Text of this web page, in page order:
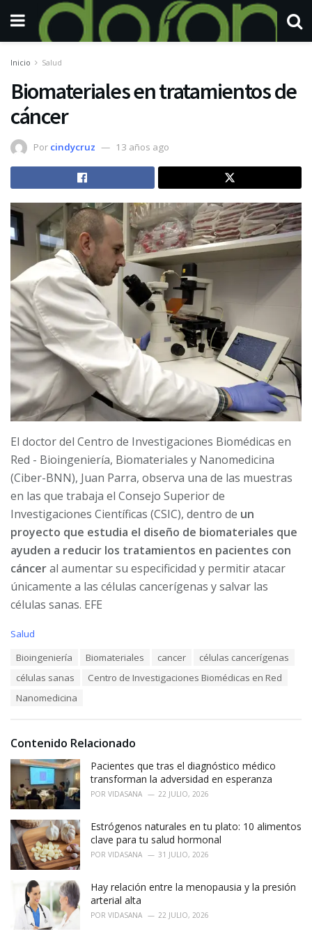
Inicio Salud
Biomateriales en tratamientos de
cáncer
Por cindycruz 13 años ago
El doctor del Centro de Investigaciones Biomédicas en
Red - Bioingeniería, Biomateriales y Nanomedicina
(Ciber-BNN), Juan Parra, observa una de las muestras
en las que trabaja el Consejo Superior de
Investigaciones Científicas (CSIC), dentro de un
proyecto que estudia el diseño de biomateriales que
ayuden a reducir los tratamientos en pacientes con
cánceral aumentar su especificidad y permitir atacar
únicamente a las células cancerígenas y salvar las
células sanas. EFE
C
s
:
Salud
Bioingeniería Biomateriales cancer
células cancerígenas
células sanas
Centro de Investigaciones Biomédicas en Red
Nanomedicina
Contenido Relacionado
Pacientes que tras el diagnóstico médico
transforman la adversidad en esperanza
POR VIDASANA 22 JULIO, 2026
Estrógenos naturales en tu plato: 10 alimentos
clave para tu salud hormonal
POR VIDASANA 31 JULIO, 2026
Hay relación entre la menopausia y la presión
arterial alta
POR VIDASANA 22 JULIO, 2026